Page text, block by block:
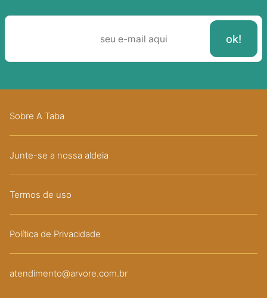
Sobre A Taba
Junte-se a nossa aldeia
Termos de uso
Política de Privacidade
atendimento@arvore.com.br